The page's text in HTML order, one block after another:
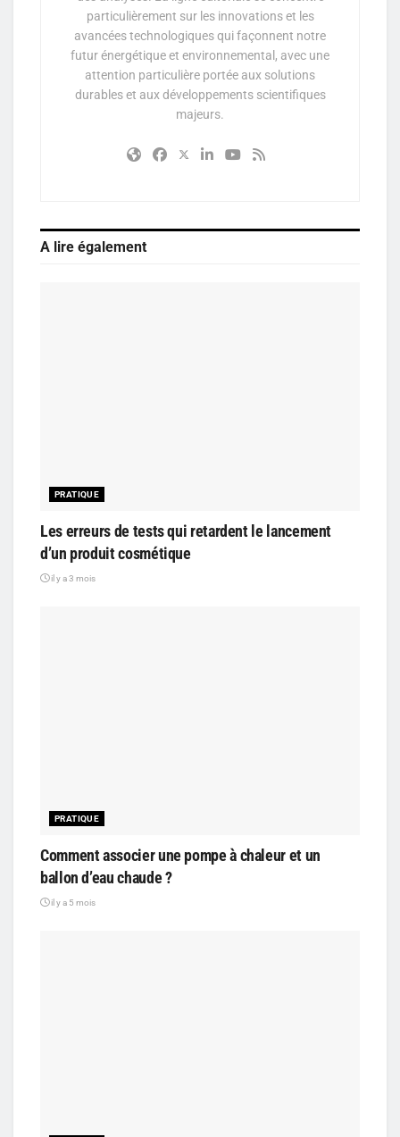
particulièrement sur les innovations et les
avancées technologiques qui façonnent notre
futur énergétique et environnemental, avec une
attention particulière portée aux solutions
durables et aux développements scientifiques
majeurs.
A lire également
PRATIQUE
Les erreurs de tests qui retardent le lancement
d’un produit cosmétique
il y a 3 mois
PRATIQUE
Comment associer une pompe à chaleur et un
ballon d’eau chaude ?
il y a 5 mois